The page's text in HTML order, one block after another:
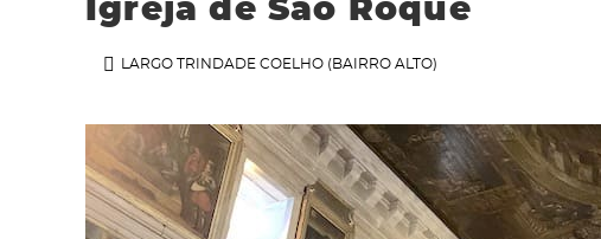
Igreja de São Roque
LARGO TRINDADE COELHO (BAIRRO ALTO)